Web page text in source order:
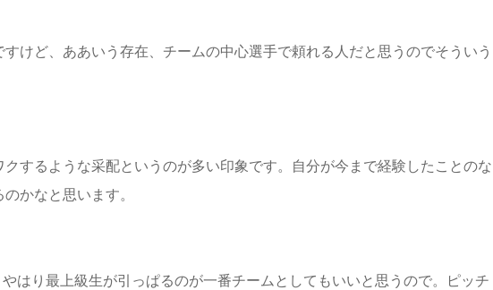
けど、ああいう存在、チームの中心選手で頼れる人だと思うのでそういう
するような采配というのが多い印象です。自分が今まで経験したことのな
かなと思います。
はり最上級生が引っぱるのが一番チームとしてもいいと思うので。ピッチ